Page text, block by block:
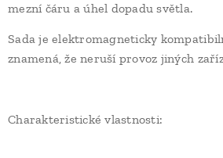
mezní čáru a úhel dopadu světla.
Sada je elektromagneticky
znamená, že neruší provoz jiných
Charakteristické vlastnosti: